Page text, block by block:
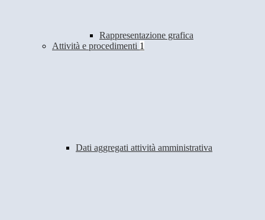
Rappresentazione grafica
Attività e procedimenti 1
Dati aggregati attività amministrativa